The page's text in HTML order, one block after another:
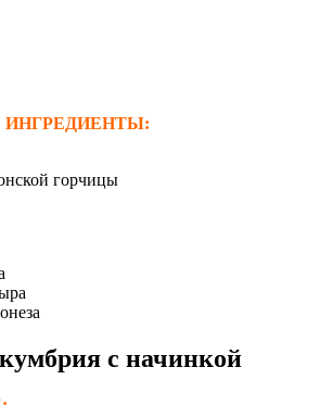
ИНГРЕДИЕНТЫ:
горчицы
с начинкой